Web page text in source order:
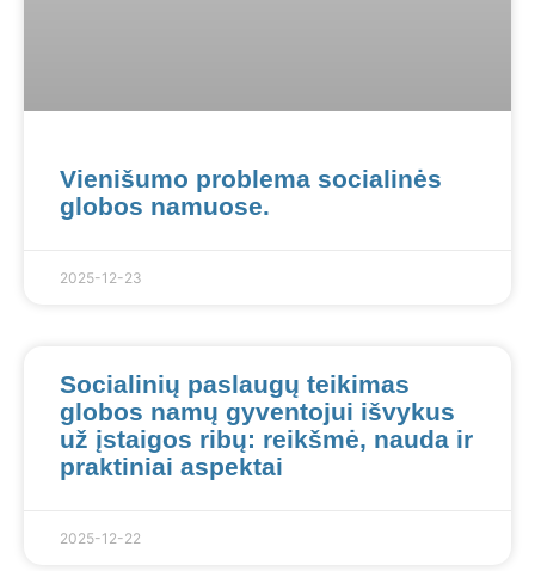
Vienišumo problema socialinės
globos namuose.
2025-12-23
Socialinių paslaugų teikimas
globos namų gyventojui išvykus
už įstaigos ribų: reikšmė, nauda ir
praktiniai aspektai
2025-12-22